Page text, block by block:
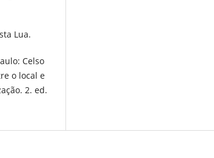
Lua.
Celso
o local e
2. ed.